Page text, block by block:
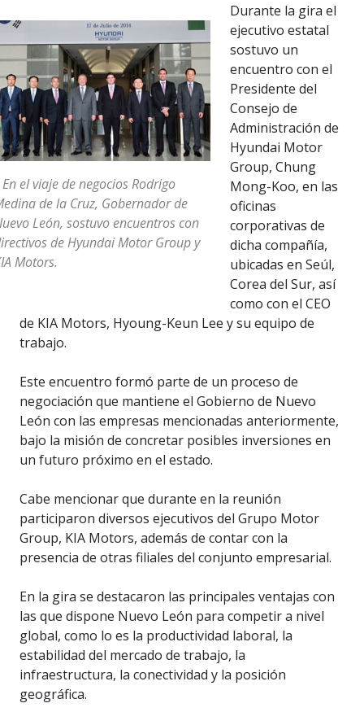
En el viaje de negocios Rodrigo
de la Cruz, Gobernador de
León, sostuvo encuentros con
de Hyundai Motor Group y
Motors.
Durante la gira el
ejecutivo estatal
sostuvo un
encuentro con el
Presidente del
Consejo de
Administración de
Hyundai Motor
Group, Chung
Mong-Koo, en las
oficinas
corporativas de
dicha compañía,
ubicadas en Seúl,
Corea del Sur, así
como con el CEO
de KIA Motors, Hyoung-Keun Lee y su equipo de
trabajo.
Este encuentro formó parte de un proceso de
negociación que mantiene el Gobierno de Nuevo
León con las empresas mencionadas anteriormente,
bajo la misión de concretar posibles inversiones en
un futuro próximo en el estado.
Cabe mencionar que durante en la reunión
participaron diversos ejecutivos del Grupo Motor
Group, KIA Motors, además de contar con la
presencia de otras filiales del conjunto empresarial.
En la gira se destacaron las principales ventajas con
las que dispone Nuevo León para competir a nivel
global, como lo es la productividad laboral, la
estabilidad del mercado de trabajo, la
infraestructura, la conectividad y la posición
geográfica.